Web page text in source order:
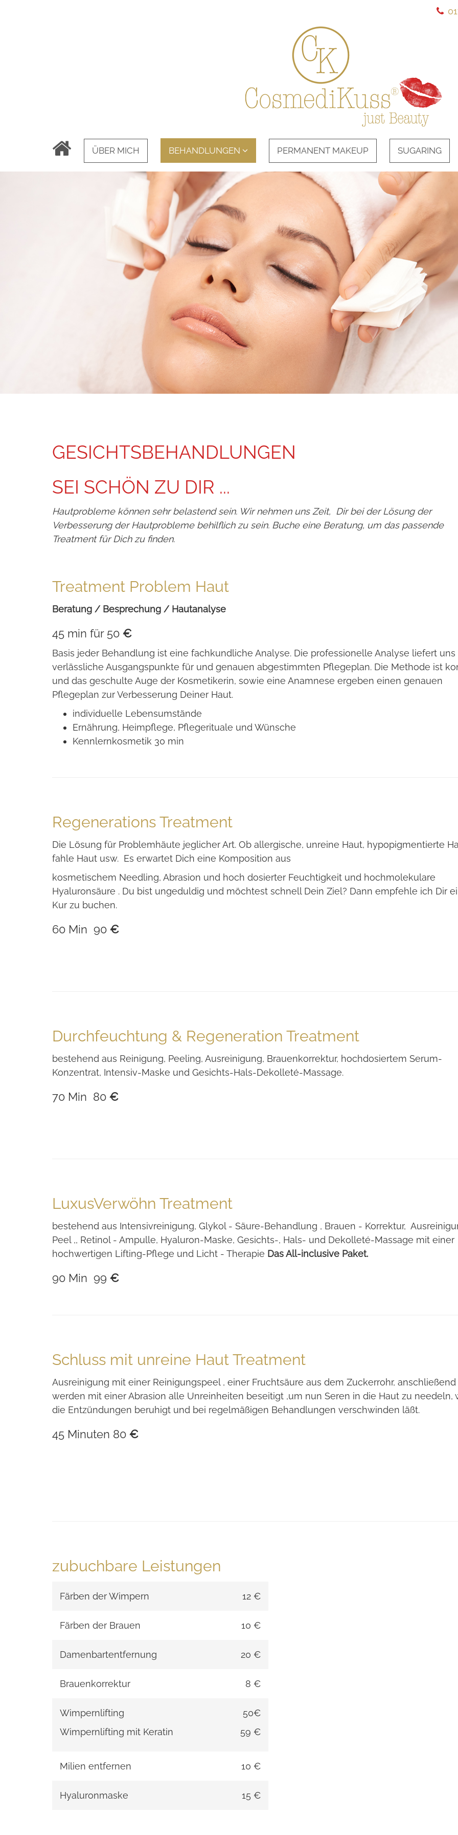
ÜBER MICH BEHANDLUNGEN PERMANENT MAKEUP SUGARING
GESICHTSBEHANDLUNGEN
SEI SCHÖN ZU DIR ...
Hautprobleme können sehr belastend sein. Wir nehmen uns Zeit, Dir bei der Lösung der
Verbesserung der Hautprobleme behilflich zu sein. Buche eine Beratung, um das passende
Treatment für Dich zu finden.
Treatment Problem Haut
Beratung / Besprechung / Hautanalyse
45 min für 50 €
Basis jeder Behandlung ist eine fachkundliche Analyse. Die professionelle Analyse liefert uns
verlässliche Ausgangspunkte für und genauen abgestimmten Pflegeplan. Die Methode ist
und das geschulte Auge der Kosmetikerin, sowie eine Anamnese ergeben einen genauen
Pflegeplan zur Verbesserung Deiner Haut.
individuelle Lebensumstände
Ernährung, Heimpflege, Pflegerituale und Wünsche
Kennlernkosmetik 30 min
Regenerations Treatment
Die Lösung für Problemhäute jeglicher Art. Ob allergische, unreine Haut, hypopigmentierte
fahle Haut usw. Es erwartet Dich eine Komposition aus
kosmetischem Needling, Abrasion und hoch dosierter Feuchtigkeit und hochmolekulare
Hyaluronsäure . Du bist ungeduldig und möchtest schnell Dein Ziel? Dann empfehle ich Dir
Kur zu buchen.
60 Min 90 €
Durchfeuchtung & Regeneration Treatment
bestehend aus Reinigung, Peeling, Ausreinigung, Brauenkorrektur, hochdosiertem Serum-
Konzentrat, Intensiv-Maske und Gesichts-Hals-Dekolleté-Massage.
70 Min 80 €
LuxusVerwöhn Treatment
bestehend aus Intensivreinigung, Glykol - Säure-Behandlung , Brauen - Korrektur,
Peel ,, Retinol - Ampulle, Hyaluron-Maske, Gesichts-, Hals- und Dekolleté-Massage mit einer
hochwertigen Lifting-Pflege und Licht - Therapie Das All-inclusive Paket.
90 Min 99 €
Schluss mit unreine Haut Treatment
Ausreinigung mit einer Reinigungspeel , einer Fruchtsäure aus dem Zuckerrohr, anschließend
werden mit einer Abrasion alle Unreinheiten beseitigt ,um nun Seren in die Haut zu needeln,
die Entzündungen beruhigt und bei regelmäßigen Behandlungen verschwinden läßt.
45 Minuten 80 €
zubuchbare Leistungen
Färben der Wimpern 12 €
Färben der Brauen 10 €
Damenbartentfernung 20 €
Brauenkorrektur 8 €
Wimpernlifting
Wimpernlifting mit Keratin
50€
59 €
Milien entfernen 10 €
Hyaluronmaske 15 €